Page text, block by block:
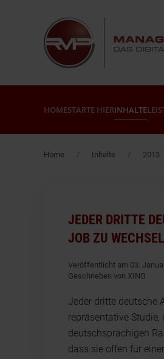
Zum Hauptinhalt springen
HOMESTARTE HIERINHALTE
Home Inhalte 2013
JEDER DRITTE
JOB ZU
Veröffentlicht am 03.
Geschrieben von XING
Jeder dritte deutsche
repräsentative
deutschsprachigen
dass sie offen für